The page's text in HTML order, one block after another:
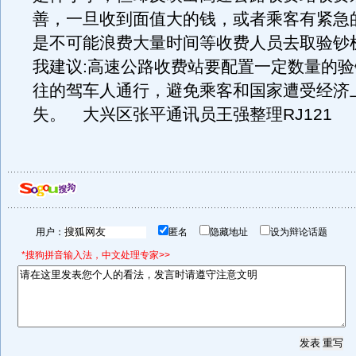
善，一旦收到面值大的钱，或者乘客有紧急
是不可能浪费大量时间等收费人员去取验钞
我建议:高速公路收费站要配置一定数量的
往的驾车人通行，避免乘客和国家遭受经济
失。 大兴区张平通讯员王强整理RJ121
用户： 匿名 隐藏地址 设为辩论话题
*搜狗拼音输入法，中文处理专家>>